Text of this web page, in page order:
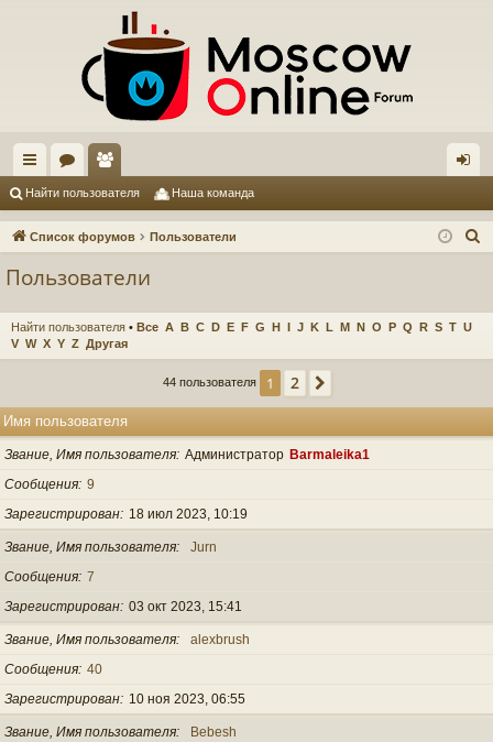
с
ы
ор
ум
ол
ьз
ел
и
д
Найти пользователя Наша команда
Список форумов Пользователи
Пользователи
Найти пользователя • Все A B C D E F G H I J K L M N O P Q R S T U
V W X Y Z Другая
44 пользователя 1 2
Имя пользователя
Звание, Имя пользователя Администратор Barmaleika1
Сообщения 9
Зарегистрирован
18 июл 2023, 10:19
Звание, Имя пользователя
Jurn
Сообщения 7
Зарегистрирован 03 окт 2023, 15:41
Звание, Имя пользователя
alexbrush
Сообщения 40
Зарегистрирован
10 ноя 2023, 06:55
Звание, Имя пользователя
Bebesh